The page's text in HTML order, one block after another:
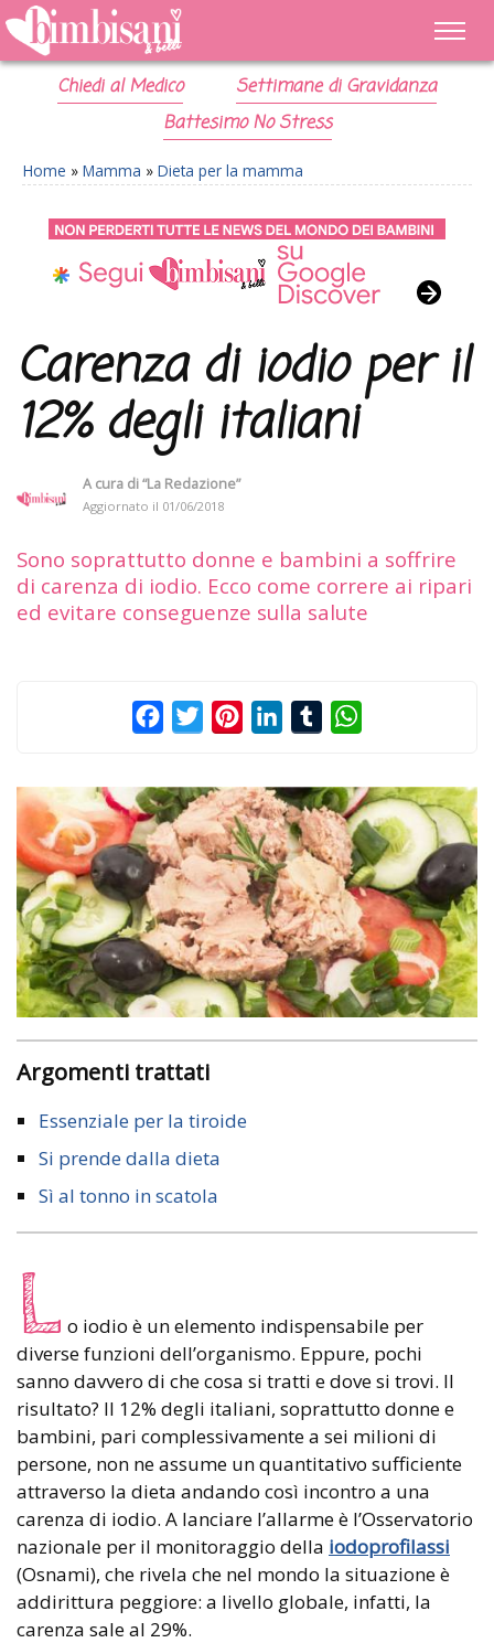
Chiedi al Medico
Settimane di Gravidanza
Battesimo No Stress
Home » Mamma » Dieta per la mamma
Carenza di iodio per il
12% degli italiani
A cura di“La Redazione”
Aggiornato il 01/06/2018
Sono soprattutto donne e bambini a soffrire
di carenza di iodio. Ecco come correre ai ripari
ed evitare conseguenze sulla salute
FacebookTwitterPinterestLinkedInTumblr
Argomenti trattati
Essenziale per la tiroide
Si prende dalla dieta
Sì al tonno in scatola
L o iodio è un elemento indispensabile per
diverse funzioni dell’organismo. Eppure, pochi
sanno davvero di che cosa si tratti e dove si trovi. Il
risultato? Il 12% degli italiani, soprattutto donne e
bambini, pari complessivamente a sei milioni di
persone, non ne assume un quantitativo sufficiente
attraverso la dieta andando così incontro a una
carenza di iodio. A lanciare l’allarme è l’Osservatorio
nazionale per il monitoraggio della iodoprofilassi
(Osnami), che rivela che nel mondo la situazione è
addirittura peggiore: a livello globale, infatti, la
carenza sale al 29%.